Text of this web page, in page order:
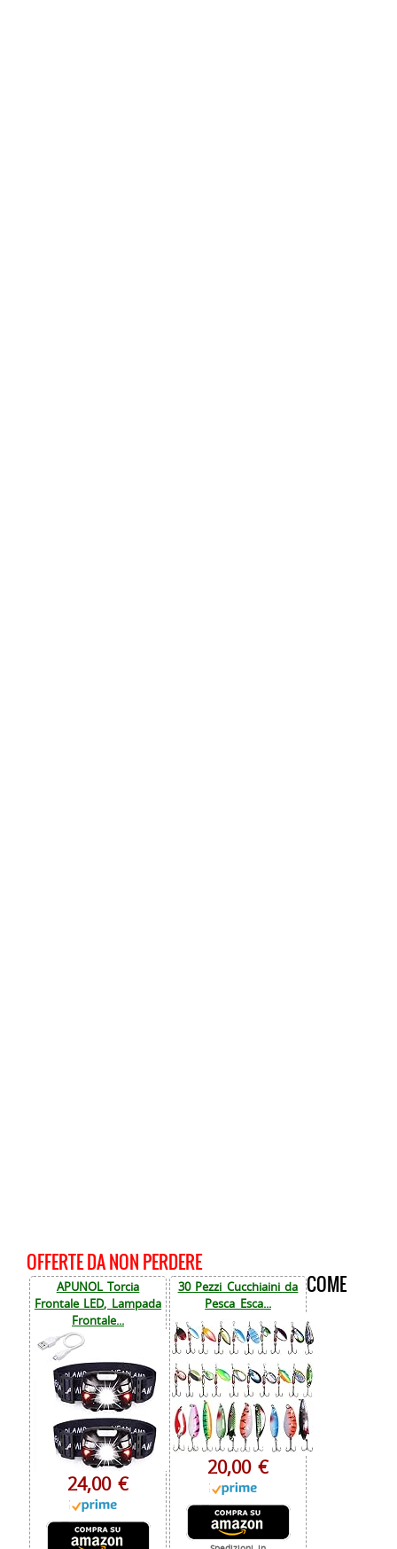
OFFERTE DA NON PERDERE
APUNOL Torcia
Frontale LED, Lampada
Frontale...
24,00 €
30 Pezzi Cucchiaini da
Pesca Esca...
20,00 €
COME